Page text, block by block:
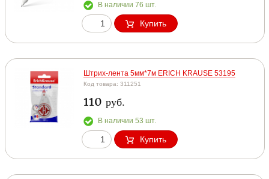
В наличии 76 шт.
Купить
Штрих-лента 5мм*7м ERICH KRAUSE 53195
Код товара: 311251
110 руб.
В наличии 53 шт.
Купить